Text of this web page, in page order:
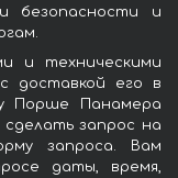
безопасности и
и техническими
доставкой его в
Порше Панамера
запрос на
запроса. Вам
даты, время,